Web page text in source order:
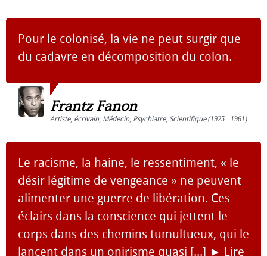
Pour le colonisé, la vie ne peut surgir que
du cadavre en décomposition du colon.
Frantz Fanon
Artiste, écrivain, Médecin, Psychiatre, Scientifique(1925 - 1961)
Le racisme, la haine, le ressentiment, « le
désir légitime de vengeance » ne peuvent
alimenter une guerre de libération. Ces
éclairs dans la conscience qui jettent le
corps dans des chemins tumultueux, qui le
lancent dans un onirisme quasi [...] ► Lire